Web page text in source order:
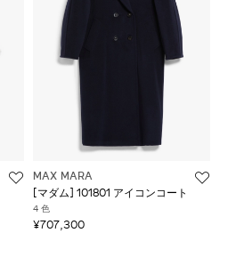
MAX MARA
[マダム] 101801 アイコンコート
4 色
¥707,300